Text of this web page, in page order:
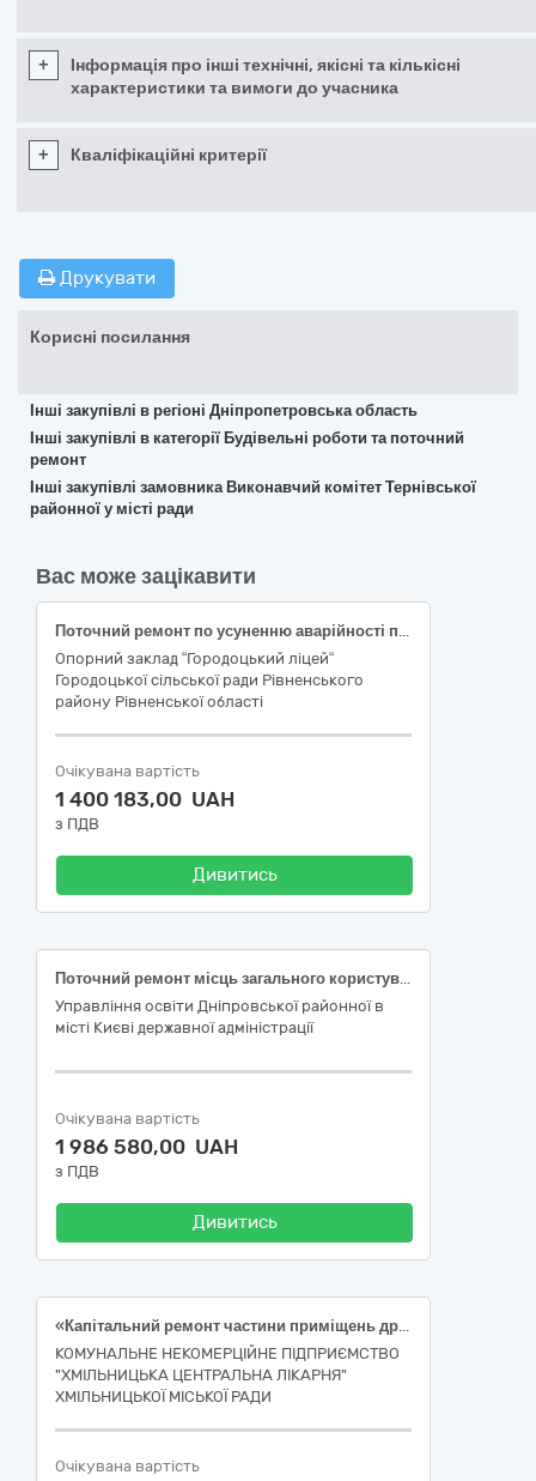
+
Інформація про інші технічні, якісні та кількісні
характеристики та вимоги до учасника
+ Кваліфікаційні критерії
Друкувати
Корисні посилання
Інші закупівлі в регіоні Дніпропетровська область
Інші закупівлі в категорії Будівельні роботи та поточний
ремонт
Інші закупівлі замовника Виконавчий комітет Тернівської
районної у місті ради
Вас може зацікавити
Поточний ремонт по усуненню аварійності приміщення опорного закладу "Городоцький ліцей" Городоцької сільської ради Рівненського району Рівненської області, що знаходиться за адресою: вул. Б.Хмельницького, будинок 3, село Городок, Рівненський район, Рівненська область за ДК 021: 2015 45450000-6 Інші завершальні будівельні роботи
Опорний заклад “Городоцький ліцей“
Городоцької сільської ради Рівненського
району Рівненської області
Очікувана вартість
1 400 183,00 UAH
з ПДВ
Дивитись
Поточний ремонт місць загального користування в Ліцеї № 120 Дніпровського району м. Києва
Управління освіти Дніпровської районної в
місті Києві державної адміністрації
Очікувана вартість
1 986 580,00 UAH
з ПДВ
Дивитись
«Капітальний ремонт частини приміщень другого поверху будівлі (Літ. А) приміщення дитячого корпусу КНП "Хмільницька центральна лікарня" Хмільницької міської ради за адресою: вул. Монастирська, 71, м. Хмільник, Вінницька область» (Коригування 2). (ДК 021:2015: 45453000-7 — Капітальний ремонт і реставрація)
КОМУНАЛЬНЕ НЕКОМЕРЦІЙНЕ ПІДПРИЄМСТВО
"ХМІЛЬНИЦЬКА ЦЕНТРАЛЬНА ЛІКАРНЯ"
ХМІЛЬНИЦЬКОЇ МІСЬКОЇ РАДИ
Очікувана вартість